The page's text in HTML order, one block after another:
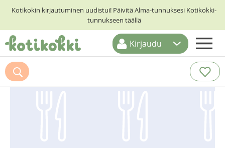
Kotikokin kirjautuminen uudistui! Päivitä Alma-tunnuksesi Kotikokki-
tunnukseen täällä
ETUSIVU
RESEPTIHAKU
Kirjaudu
Suosittelemme myös